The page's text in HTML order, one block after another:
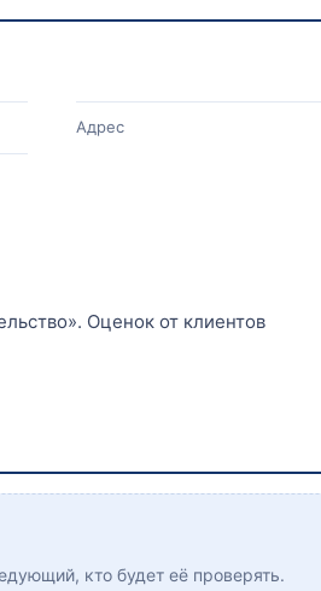
Адрес
Оценок от клиентов
кто будет её проверять.